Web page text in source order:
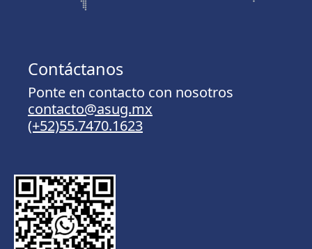
Contáctanos
Ponte en contacto con nosotros
contacto@asug.mx
(+52)55.7470.1623